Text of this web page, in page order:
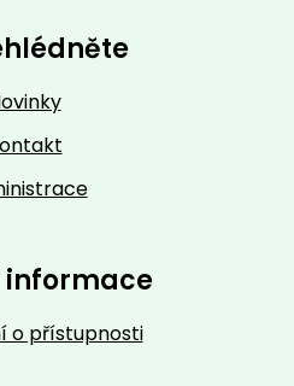
informace
o přístupnosti